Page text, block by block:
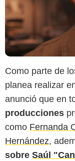
Como parte de
planea realizar
anunció que en
producciones
como Fernanda
Hernández,
sobre Saúl